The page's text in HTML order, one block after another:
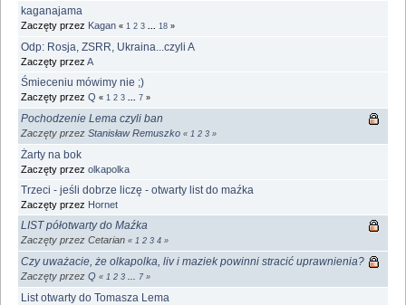
kaganajama
Zaczęty przez Kagan « 1 2 3 18 »
Odp: Rosja, ZSRR, Ukraina...czyli A
Zaczęty przez A
Śmieceniu mówimy nie ;)
Zaczęty przez Q « 1 2 3 7 »
Pochodzenie Lema czyli ban
Zaczęty przez Stanisław Remuszko « 1 2 3 »
Żarty na bok
Zaczęty przez olkapolka
Trzeci - jeśli dobrze liczę - otwarty list do maźka
Zaczęty przez Hornet
LIST półotwarty do Maźka
Zaczęty przez Cetarian « 1 2 3 4 »
Czy uważacie, że olkapolka, liv i maziek powinni stracić uprawnienia?
Zaczęty przez Q « 1 2 3 7»
List otwarty do Tomasza Lema